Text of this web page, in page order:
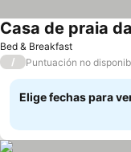
Bed & Breakfast
Casa de praia
/ Puntuación no
Elige fechas para